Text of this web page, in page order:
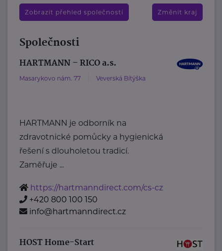
Zobrazit přehled společností Změnit kraj
Společnosti
HARTMANN – RICO a.s.
Masarykovo nám. 77 Veverská Bítýška
HARTMANN je odborník na
zdravotnické pomůcky a hygienická
řešení s dlouholetou tradicí.
Zaměřuje ...
https://hartmanndirect.com/cs-cz
+420 800 100 150
info@hartmanndirect.cz
HOST Home-Start